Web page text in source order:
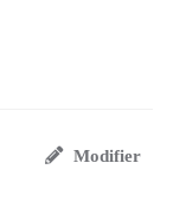
Modifier